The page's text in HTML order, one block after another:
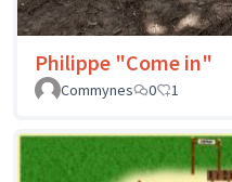
Philippe "Come in"
Commynes
0 1